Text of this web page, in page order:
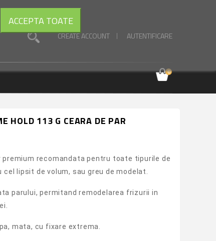
CREATE ACCOUNT AUTENTIFICARE
ACCEPTA TOATE
0
HOLD 113 G CEARA DE PAR
premium recomandata pentru toate tipurile de
cel lipsit de volum, sau greu de modelat.
parului, permitand remodelarea frizurii in
mata, cu fixare extrema.